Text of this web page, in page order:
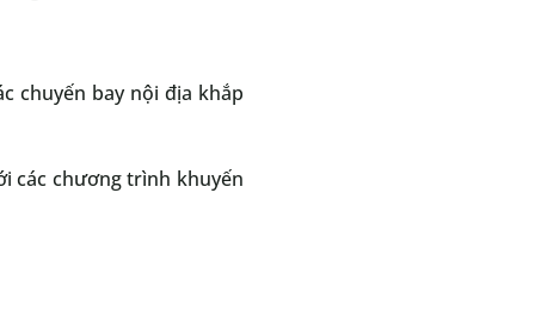
chuyến bay nội địa khắp
các chương trình khuyến